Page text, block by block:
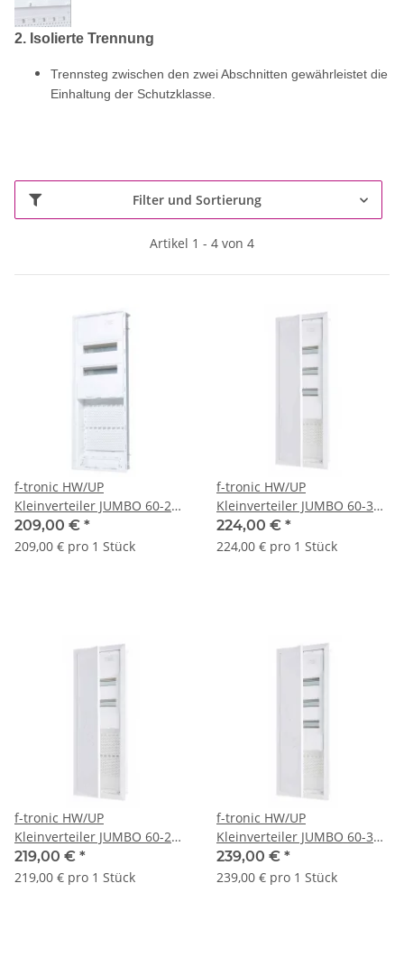
2. Isolierte Trennung
Trennsteg zwischen den zwei Abschnitten gewährleistet die
Einhaltung der Schutzklasse.
Filter und Sortierung
Artikel 1 - 4 von 4
f-tronic HW/UP
Kleinverteiler JUMBO 60-2
Twin, 2-reihig,
Kommunikationsfeld
209,00 € *
209,00 € pro 1 Stück
f-tronic HW/UP
Kleinverteiler JUMBO 60-3
Twin, 3-reihig,
Kommunikationsfeld
224,00 € *
224,00 € pro 1 Stück
f-tronic HW/UP
Kleinverteiler JUMBO 60-2W
Twin, 2-reihig,
Kommunikationsfeld, WLAN-
219,00 € *
219,00 € pro 1 Stück
f-tronic HW/UP
Kleinverteiler JUMBO 60-3W
Twin, 3-reihig,
Kommunikationsfeld, WLAN-
239,00 € *
239,00 € pro 1 Stück